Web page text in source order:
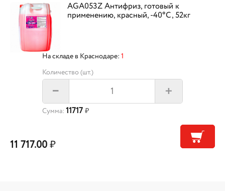
AGA053Z Антифриз, готовый к
применению, красный, -40°С, 52кг
На складе в Краснодаре: 1
Количество (шт.)
– +
Сумма: 11717 ₽
11 717.00₽